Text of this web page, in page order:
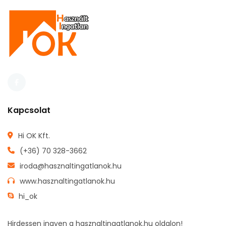
Dunaparti egyedi kialakítású lakás eladó
59.000.000Ft
Kapcsolat
Hi OK Kft.
(+36) 70 328-3662
iroda@hasznaltingatlanok.hu
www.hasznaltingatlanok.hu
hi_ok
Hirdessen ingyen a hasznaltingatlanok.hu oldalon!